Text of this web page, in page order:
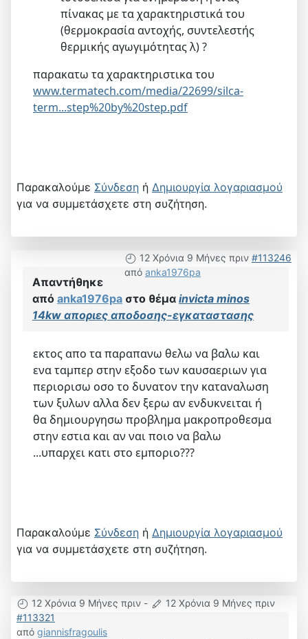
πίνακας με τα χαρακτηριστικά του
(θερμοκρασία αντοχής, συντελεστής
θερμικής αγωγιμότητας λ) ?
παρακατω τα χαρακτηριστικα του
www.termatech.com/media/22699/silca-
term...step%20by%20step.pdf
Παρακαλούμε Σύνδεση ή Δημιουργία λογαριασμού
για να συμμετάσχετε στη συζήτηση.
12 Χρόνια 9 Μήνες πριν #113246
από anka1976pa
Απαντήθηκε
από anka1976pa στο θέμα invicta minos
14kw αποριες αποδοσης-εγκαταστασης
εκτος απο τα παραπανω θελω να βαλω και
ενα ταμπερ στην εξοδο των καυσαεριων για
περιορισω οσο το δυνατον την καταναλωση
των ξυλων αλλα δεν ξερω αν ενδυκνειται ή
θα δημιουργησω προβλημα μακροπροθεσμα
στην εστια και αν ναι ποιο να βαλω
...υπαρχει κατι στο εμποριο???
Παρακαλούμε Σύνδεση ή Δημιουργία λογαριασμού
για να συμμετάσχετε στη συζήτηση.
12 Χρόνια 9 Μήνες πριν -
12 Χρόνια 9 Μήνες πριν
#113321
από giannisfragoulis